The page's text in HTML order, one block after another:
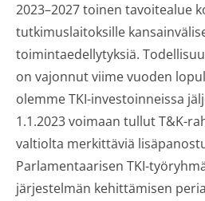
2023–2027 toinen tavoitealue
tutkimuslaitoksille
toimintaedellytyksiä.
on vajonnut viime vuoden
olemme TKI-investoinneissa
1.1.2023 voimaan tullut T&K-
valtiolta merkittäviä
Parlamentaarisen TKI-
järjestelmän kehittämisen